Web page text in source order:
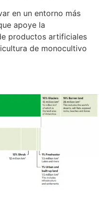
en un entorno más
apoye la
productos artificiales
de monocultivo